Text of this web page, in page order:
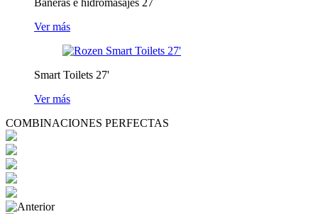
Bañeras e hidromasajes 27`
Ver más
Smart Toilets 27'
Ver más
COMBINACIONES PERFECTAS